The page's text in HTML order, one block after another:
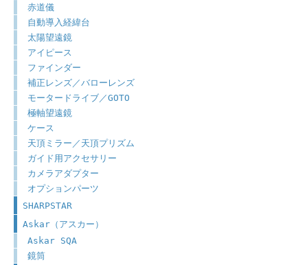
赤道儀
自動導入経緯台
太陽望遠鏡
アイピース
ファインダー
補正レンズ／バローレンズ
モータードライブ／GOTO
極軸望遠鏡
ケース
天頂ミラー／天頂プリズム
ガイド用アクセサリー
カメラアダプター
オプションパーツ
SHARPSTAR
Askar（アスカー）
Askar SQA
鏡筒